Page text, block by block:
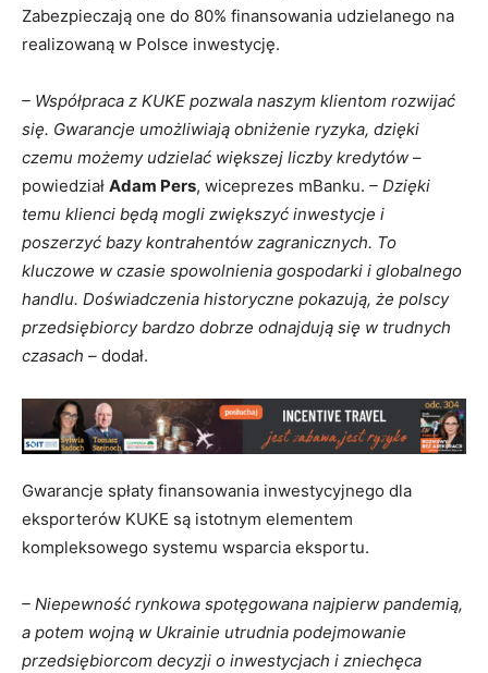
Zabezpieczają one do 80% finansowania udzielanego na
realizowaną w Polsce inwestycję.
– Współpraca z KUKE pozwala naszym klientom rozwijać
się. Gwarancje umożliwiają obniżenie ryzyka, dzięki
czemu możemy udzielać większej liczby kredytów –
powiedział Adam Pers, wiceprezes mBanku. – Dzięki
temu klienci będą mogli zwiększyć inwestycje i
poszerzyć bazy kontrahentów zagranicznych. To
kluczowe w czasie spowolnienia gospodarki i globalnego
handlu. Doświadczenia historyczne pokazują, że polscy
przedsiębiorcy bardzo dobrze odnajdują się w trudnych
czasach – dodał.
Gwarancje spłaty finansowania inwestycyjnego dla
eksporterów KUKE są istotnym elementem
kompleksowego systemu wsparcia eksportu.
– Niepewność rynkowa spotęgowana najpierw pandemią,
a potem wojną w Ukrainie utrudnia podejmowanie
przedsiębiorcom decyzji o inwestycjach i zniechęca